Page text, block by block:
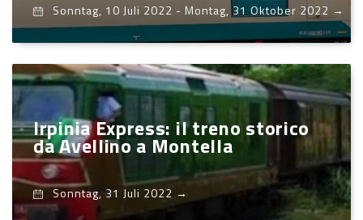
Sonntag, 10 Juli 2022 - Montag, 31 Oktober 2022 →
Irpinia Express: il treno storico
da Avellino a Montella
Sonntag, 31 Juli 2022 →